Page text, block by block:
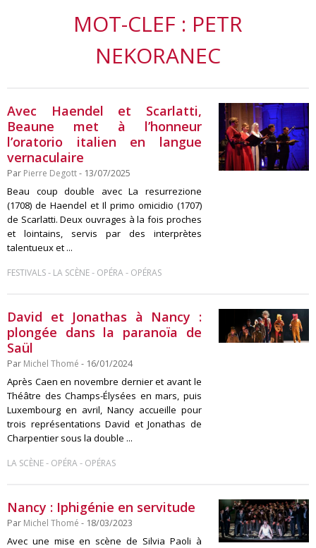
MOT-CLEF : PETR
NEKORANEC
Avec Haendel et Scarlatti,
Beaune met à l’honneur
l’oratorio italien en langue
vernaculaire
Par Pierre Degott- 13/07/2025
Beau coup double avec La resurrezione
(1708) de Haendel et Il primo omicidio (1707)
de Scarlatti. Deux ouvrages à la fois proches
et lointains, servis par des interprètes
talentueux et ...
FESTIVALS- LA SCÈNE- OPÉRA- OPÉRAS
David et Jonathas à Nancy :
plongée dans la paranoïa de
Saül
Par Michel Thomé - 16/01/2024
Après Caen en novembre dernier et avant le
Théâtre des Champs-Élysées en mars, puis
Luxembourg en avril, Nancy accueille pour
trois représentations David et Jonathas de
Charpentier sous la double ...
LA SCÈNE- OPÉRA- OPÉRAS
Nancy : Iphigénie en servitude
Par Michel Thomé - 18/03/2023
Avec une mise en scène de Silvia Paoli à